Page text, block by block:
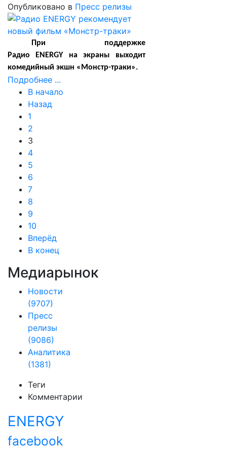
Опубликовано в Пресс релизы
При поддержке
Радио
ENERGY на экраны выходит
комедийный экшн «Монстр-траки».
Подробнее ...
В начало
Назад
1
2
3
4
5
6
7
8
9
10
Вперёд
В конец
Медиарынок
Новости
(9707)
Пресс
релизы
(9086)
Аналитика
(1381)
Теги
Комментарии
ENERGY
facebook